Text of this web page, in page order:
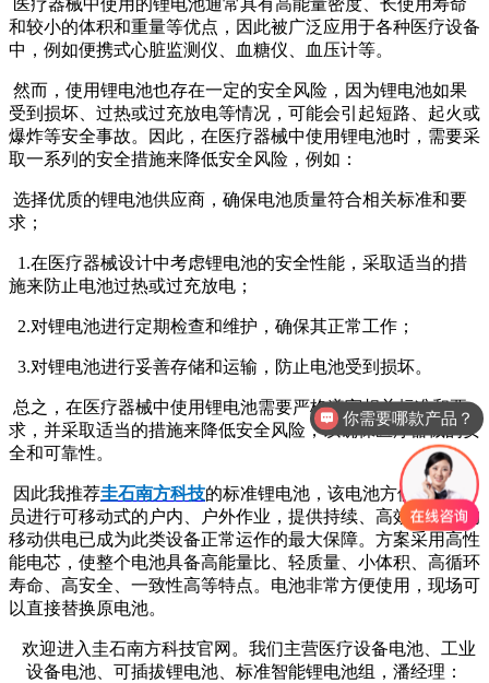
和较小的体积和重量等优点，因此被广泛应用于各种医疗设备
中，例如便携式心脏监测仪、血糖仪、血压计等。
然而，使用锂电池也存在一定的安全风险，因为锂电池如果
受到损坏、过热或过充放电等情况，可能会引起短路、起火或
爆炸等安全事故。因此，在医疗器械中使用锂电池时，需要采
取一系列的安全措施来降低安全风险，例如：
选择优质的锂电池供应商，确保电池质量符合相关标准和要
求；
1.在医疗器械设计中考虑锂电池的安全性能，采取适当的措
施来防止电池过热或过充放电；
2.对锂电池进行定期检查和维护，确保其正常工作；
3.对锂电池进行妥善存储和运输，防止电池受到损坏。
总之，在医疗器械中使用锂电池需要严格遵守相关标准和要
求，并采取适当的措施来降低安全风险，以确保医疗器械的安
全和可靠性。
因此我推荐圭石南方科技的标准锂电池，该电池方便操作人
员进行可移动式的户内、户外作业，提供持续、高效、稳定的
移动供电已成为此类设备正常运作的最大保障。方案采用高性
能电芯，使整个电池具备高能量比、轻质量、小体积、高循环
寿命、高安全、一致性高等特点。电池非常方便使用，现场可
以直接替换原电池。
欢迎进入圭石南方科技官网。我们主营医疗设备电池、工业
设备电池、可插拔锂电池、标准智能锂电池组，潘经理：
你需要哪款产品？
产品用在什么上面呢？